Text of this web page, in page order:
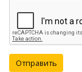
Отправить